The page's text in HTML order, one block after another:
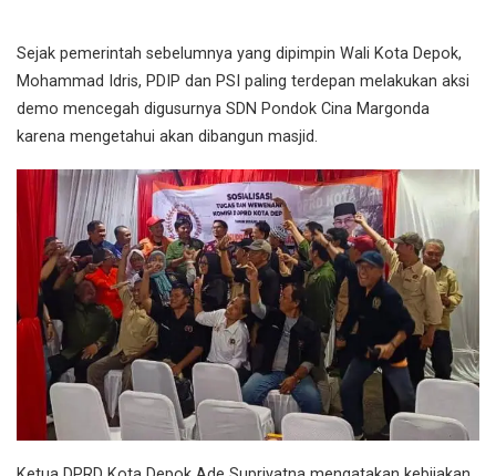
Sejak pemerintah sebelumnya yang dipimpin Wali Kota Depok,
Mohammad Idris, PDIP dan PSI paling terdepan melakukan aksi
demo mencegah digusurnya SDN Pondok Cina Margonda
karena mengetahui akan dibangun masjid.